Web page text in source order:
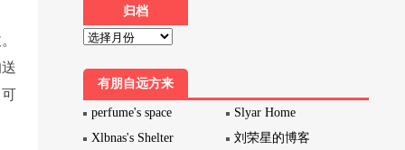
归档
有朋自远方来
perfume's space
Slyar Home
Xlbnas's Shelter
刘荣星的博客